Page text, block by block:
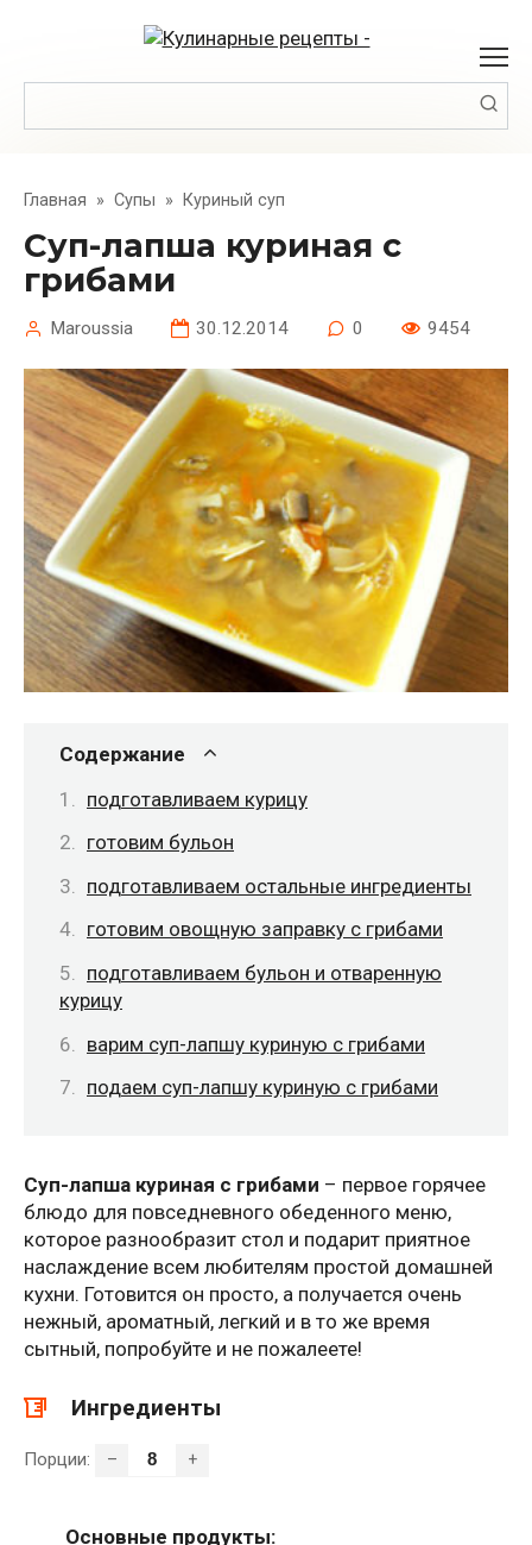
Главная » Супы » Куриный суп
Суп-лапша куриная с
грибами
Maroussia 30.12.2014 0 9454
Содержание
подготавливаем курицу
готовим бульон
подготавливаем остальные ингредиенты
готовим овощную заправку с грибами
подготавливаем бульон и отваренную
курицу
варим суп-лапшу куриную с грибами
подаем суп-лапшу куриную с грибами
Суп-лапша куриная с грибами – первое горячее
блюдо для повседневного обеденного меню,
которое разнообразит стол и подарит приятное
наслаждение всем любителям простой домашней
кухни. Готовится он просто, а получается очень
нежный, ароматный, легкий и в то же время
сытный, попробуйте и не пожалеете!
Ингредиенты
Порции: – +
Основные продукты: